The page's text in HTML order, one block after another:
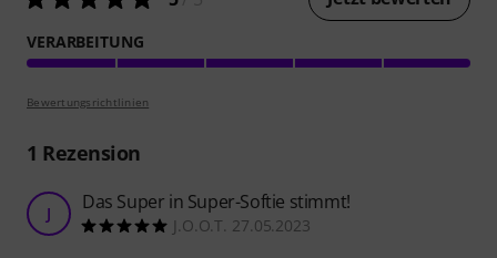
VERARBEITUNG
Bewertungsrichtlinien
1 Rezension
J Das Super in Super-Softie stimmt!
J.O.O.T. 27.05.2023